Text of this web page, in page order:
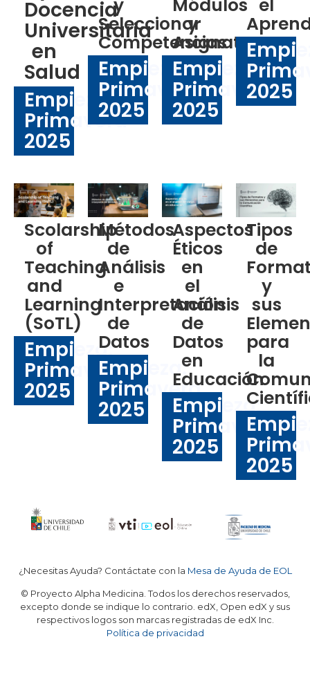
Docencia
Universitaria
en
Salud
Empieza:
Primavera
2025
y
Seleccionar
Competencias
Empieza:
Primavera
2025
Módulos
y
Asignaturas
Empieza:
Primavera
2025
el
2025
Scolarship
of
Teaching
and
Learning
(SoTL)
Empieza:
Primavera
2025
Métodos
de
Análisis
e
Interpretación
de
Datos
Empieza:
Primavera
2025
Aspectos
Éticos
en
el
Análisis
de
Datos
en
Educación
Empieza:
Primavera
2025
Tipos
de
y
sus
para
la
2025
¿Necesitas Ayuda? Contáctate con la Mesa de Ayuda de EOL
© Proyecto Alpha Medicina. Todos los derechos reservados,
excepto donde se indique lo contrario. edX, Open edX y sus
respectivos logos son marcas registradas de edX Inc.
Política de privacidad